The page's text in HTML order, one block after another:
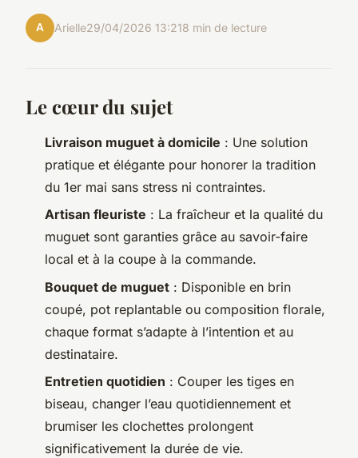
A Arielle29/04/2026 13:218 min de lecture
Le cœur du sujet
Livraison muguet à domicile : Une solution
pratique et élégante pour honorer la tradition
du 1er mai sans stress ni contraintes.
Artisan fleuriste : La fraîcheur et la qualité du
muguet sont garanties grâce au savoir-faire
local et à la coupe à la commande.
Bouquet de muguet : Disponible en brin
coupé, pot replantable ou composition florale,
chaque format s’adapte à l’intention et au
destinataire.
Entretien quotidien : Couper les tiges en
biseau, changer l’eau quotidiennement et
brumiser les clochettes prolongent
significativement la durée de vie.